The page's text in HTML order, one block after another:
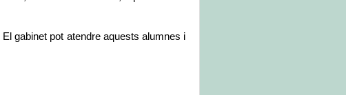
gabinet pot atendre aquests alumnes i